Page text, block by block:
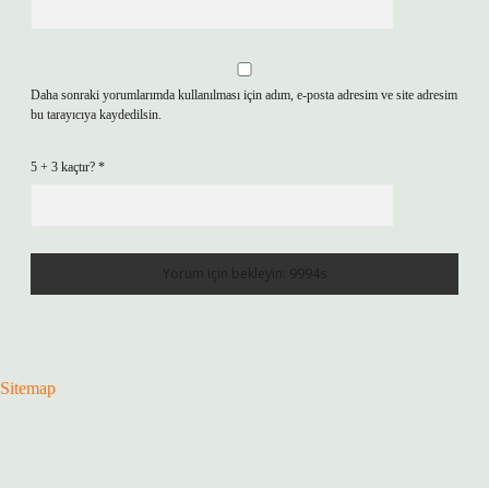
Daha sonraki yorumlarımda kullanılması için adım, e-posta adresim ve site adresim
bu tarayıcıya kaydedilsin.
5 + 3 kaçtır? *
Sitemap